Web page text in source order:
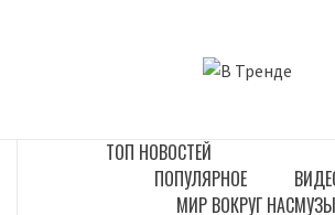
ТОП НОВОСТЕЙ
ПОПУЛЯРНОЕ
МИР ВОКРУГ НАС